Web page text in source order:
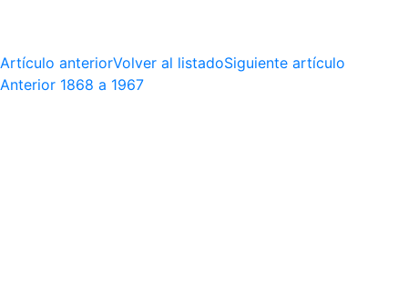
Artículo anteriorVolver al listadoSiguiente artículo
Anterior 1868 a 1967